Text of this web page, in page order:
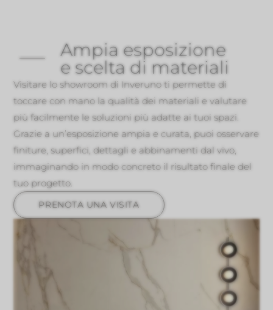
Ampia esposizione
e scelta di materiali
Visitare lo showroom di Inveruno ti permette di
toccare con mano la qualità dei materiali e valutare
più facilmente le soluzioni più adatte ai tuoi spazi.
Grazie a un’esposizione ampia e curata, puoi osservare
finiture, superfici, dettagli e abbinamenti dal vivo,
immaginando in modo concreto il risultato finale del
tuo progetto.
PRENOTA UNA VISITA